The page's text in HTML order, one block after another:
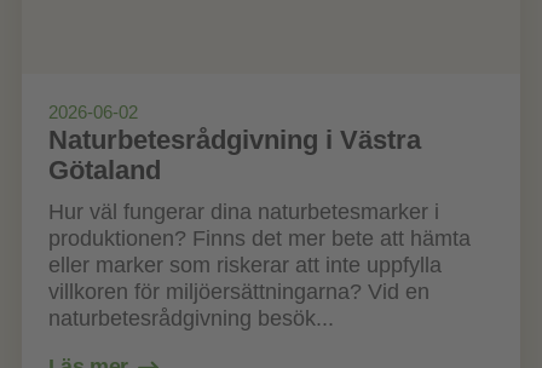
2026-06-02
Naturbetesrådgivning i Västra
Götaland
Hur väl fungerar dina naturbetesmarker i
produktionen? Finns det mer bete att hämta
eller marker som riskerar att inte uppfylla
villkoren för miljöersättningarna? Vid en
naturbetesrådgivning besök...